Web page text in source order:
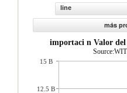
line
más
importaci n Valor del
15 B
12.5 B